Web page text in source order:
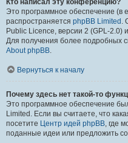
Кто написал эту конференцию?
Это программное обеспечение (в
распространяется phpBB Limited .
Public Licence, версии 2 (GPL-2.0)
Для получения более подробных
About phpBB.
Вернуться к началу
Почему здесь нет такой-то
Это программное обеспечение
Limited. Если вы считаете, что
посетите Центр идей phpBB, где
поданные идеи или предложить